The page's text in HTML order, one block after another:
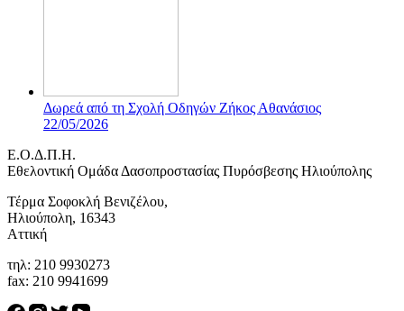
Δωρεά από τη Σχολή Οδηγών Ζήκος Αθανάσιος
22/05/2026
Ε.Ο.Δ.Π.Η.
Eθελοντική Ομάδα Δασοπροστασίας Πυρόσβεσης Ηλιούπολης
Τέρμα Σοφοκλή Βενιζέλου,
Ηλιούπολη, 16343
Αττική
τηλ: 210 9930273
fax: 210 9941699